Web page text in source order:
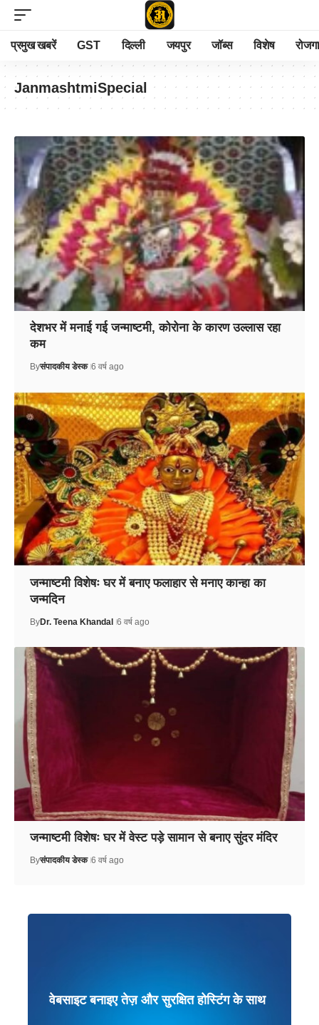
प्रमुख खबरें GST दिल्ली जयपुर जॉब्स विशेष
JanmashtmiSpecial
देशभर में मनाई गई जन्माष्टमी, कोरोना के कारण उल्लास रहा
कम
Byसंपादकीय डेस्क 6 वर्ष ago
जन्माष्टमी विशेषः घर में बनाए फलाहार से मनाए कान्हा का
जन्मदिन
ByDr. Teena Khandal 6 वर्ष ago
जन्माष्टमी विशेषः घर में वेस्ट पड़े सामान से बनाए सुंदर मंदिर
Byसंपादकीय डेस्क 6 वर्ष ago
वेबसाइट बनाइए तेज़ और सुरक्षित होस्टिंग के साथ